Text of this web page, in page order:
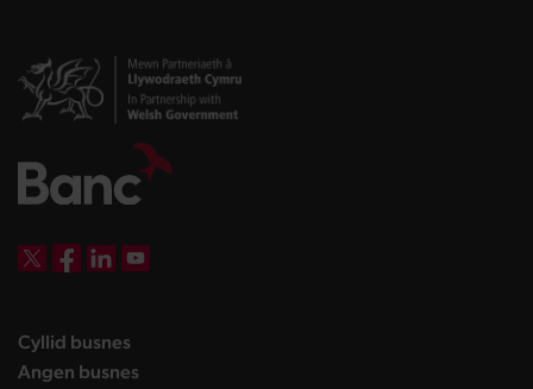
Cyllid busneslanding page
Angen busneslanding page